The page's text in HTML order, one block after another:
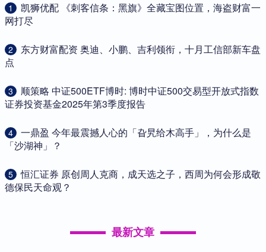
1
​凯狮优配 《刺客信条：黑旗》全藏宝图位置，海盗财富一
网打尽
2
​东方财富配资 奥迪、小鹏、吉利领衔，十月工信部新车盘
点
3
​顺策略 中证500ETF博时: 博时中证500交易型开放式指数
证券投资基金2025年第3季度报告
4
​一鼎盈 今年最震撼人心的「旮旯给木高手」，为什么是
「沙湖神」？
5
​恒汇证券 原创周人克商，成天选之子，西周为何会形成敬
德保民天命观？
最新文章